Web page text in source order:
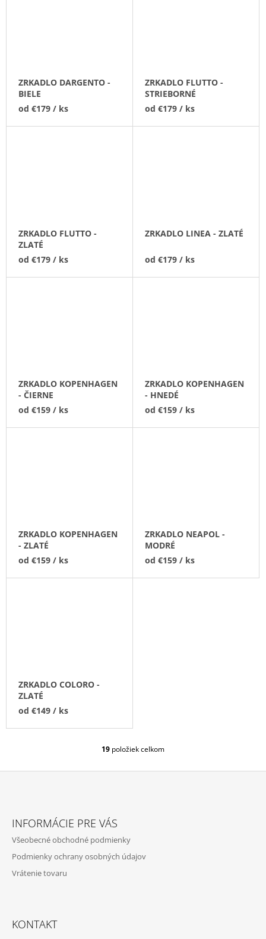
ZRKADLO DARGENTO -
BIELE
od €179 / ks
ZRKADLO FLUTTO -
STRIEBORNÉ
od €179 / ks
ZRKADLO FLUTTO -
ZLATÉ
od €179 / ks
ZRKADLO LINEA - ZLATÉ
od €179 / ks
ZRKADLO KOPENHAGEN
- ČIERNE
od €159 / ks
ZRKADLO KOPENHAGEN
- HNEDÉ
od €159 / ks
ZRKADLO KOPENHAGEN
- ZLATÉ
od €159 / ks
ZRKADLO NEAPOL -
MODRÉ
od €159 / ks
ZRKADLO COLORO -
ZLATÉ
od €149 / ks
O
P
19 položiek celkom
INFORMÁCIE PRE VÁS
Všeobecné obchodné podmienky
Podmienky ochrany osobných údajov
Vrátenie tovaru
KONTAKT